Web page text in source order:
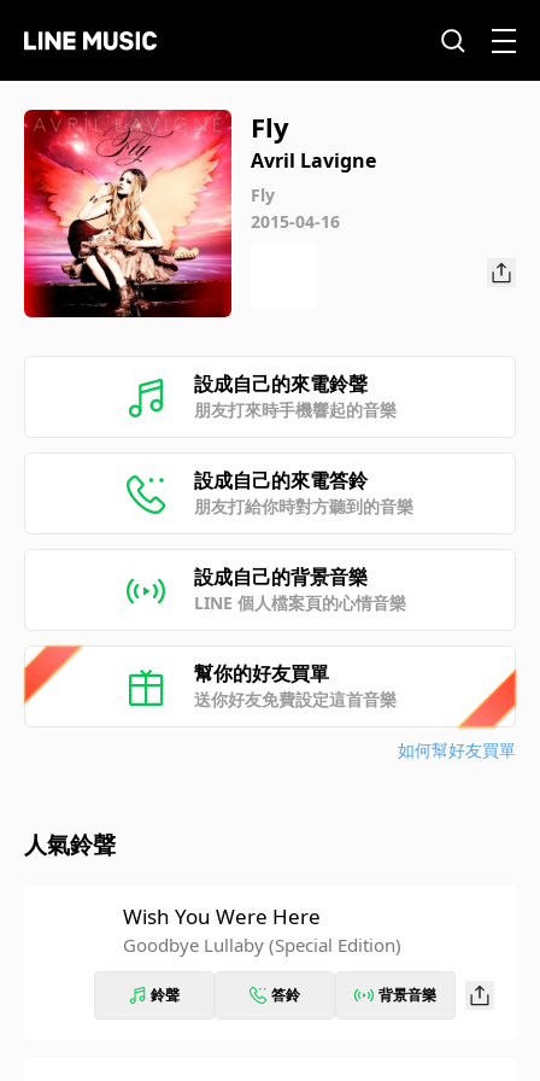
Fly
Avril Lavigne
Fly
2015-04-16
設成自己的來電鈴聲
朋友打來時手機響起的音樂
設成自己的來電答鈴
朋友打給你時對方聽到的音樂
設成自己的背景音樂
LINE 個人檔案頁的心情音樂
幫你的好友買單
送你好友免費設定這首音樂
如何幫好友買單
人氣鈴聲
Wish You Were Here
Goodbye Lullaby (Special Edition)
鈴聲 答鈴 背景音樂